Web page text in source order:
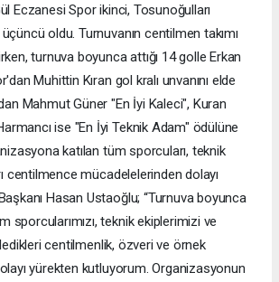
Eczanesi Spor ikinci, Tosunoğulları
oldu. Turnuvanın centilmen takımı
turnuva boyunca attığı 14 golle Erkan
Muhittin Kıran gol kralı unvanını elde
Mahmut Güner "En İyi Kaleci", Kuran
ise "En İyi Teknik Adam" ödülüne
katılan tüm sporcuları, teknik
centilmence mücadelelerinden dolayı
Hasan Ustaoğlu; “Turnuva boyunca
sporcularımızı, teknik ekiplerimizi ve
centilmenlik, özveri ve örnek
yürekten kutluyorum. Organizasyonun